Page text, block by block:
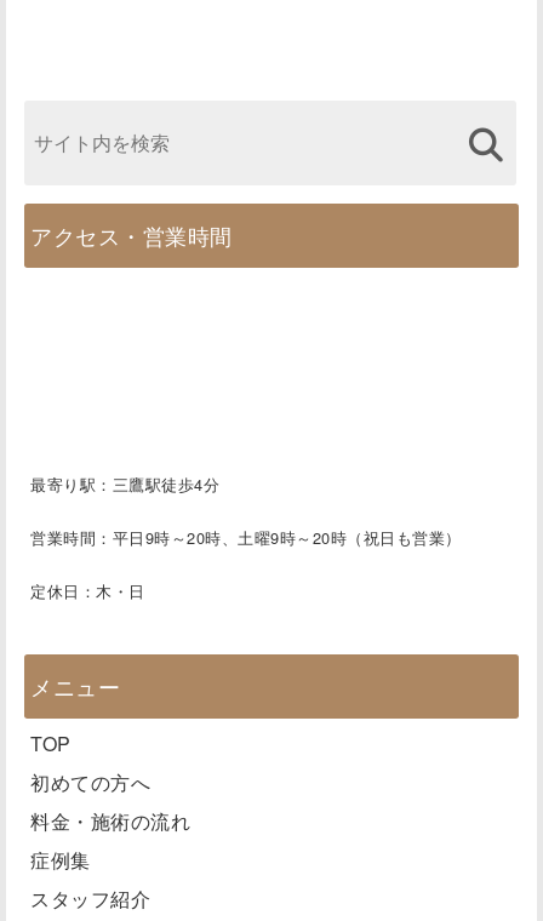
アクセス・営業時間
最寄り駅：三鷹駅徒歩4分
営業時間：平日9時～20時、土曜9時～20時（祝日も営業）
定休日：木・日
メニュー
TOP
初めての方へ
料金・施術の流れ
症例集
スタッフ紹介